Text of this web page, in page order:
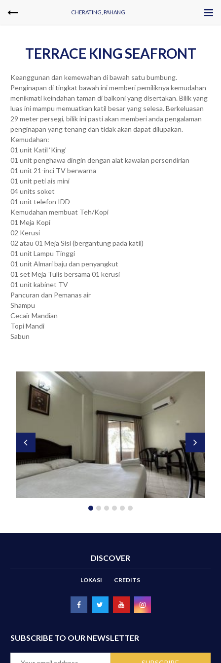
CHERATING, PAHANG
TERRACE KING SEAFRONT
Keanggunan dan kemewahan di bawah satu bumbung.
Penginapan di tingkat bawah ini memberi pemiliknya kemudahan
menikmati keindahan taman di balkoni yang disertakan. Bilik yang
luas ini mampu memuatkan katil besar yang selesa. Berkeluasan
29 meter persegi, bilik ini pasti akan memberi anda pengalaman
penginapan yang tenang dan tidak akan dapat dilupakan.
Kemudahan:
01 unit Katil ‘King’
01 unit penghawa dingin dengan alat kawalan persendirian
01 unit 21-inci TV berwarna
01 unit peti ais mini
04 units soket
01 unit telefon IDD
Kemudahan membuat Teh/Kopi
01 Meja Kopi
02 Kerusi
02 atau 01 Meja Sisi (bergantung pada katil)
01 unit Lampu Tinggi
01 unit Almari baju dan penyangkut
01 set Meja Tulis bersama 01 kerusi
01 unit kabinet TV
Pancuran dan Pemanas air
Shampu
Cecair Mandian
Topi Mandi
Sabun
DISCOVER
LOKASI CREDITS
SUBSCRIBE TO OUR NEWSLETTER